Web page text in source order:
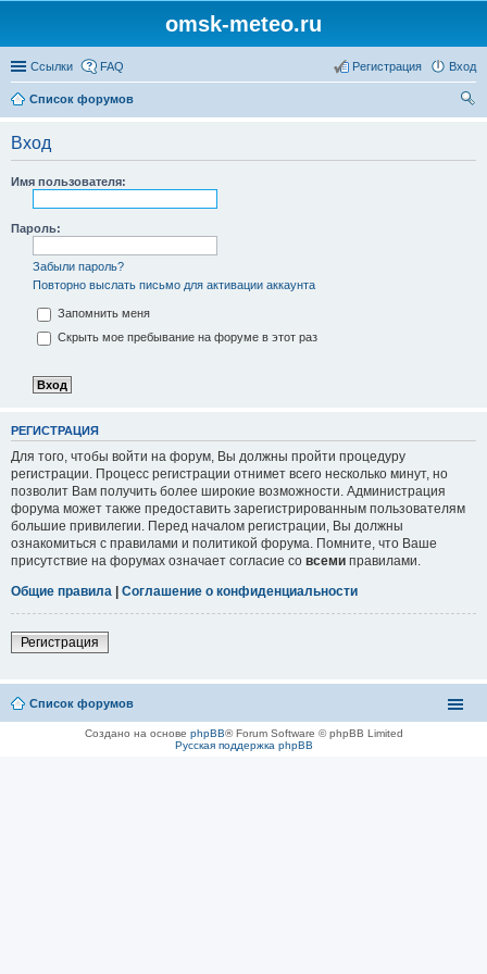
omsk-meteo.ru
Ссылки FAQ Вход
Регистрация
Список форумов
Вход
Имя пользователя:
Пароль:
Забыли пароль?
Повторно выслать письмо для активации аккаунта
Запомнить меня
Скрыть мое пребывание на форуме в этот раз
РЕГИСТРАЦИЯ
Для того, чтобы войти на форум, Вы должны пройти процедуру
регистрации. Процесс регистрации отнимет всего несколько минут, но
позволит Вам получить более широкие возможности. Администрация
форума может также предоставить зарегистрированным пользователям
большие привилегии. Перед началом регистрации, Вы должны
ознакомиться с правилами и политикой форума. Помните, что Ваше
присутствие на форумах означает согласие со всеми правилами.
Общие правила | Соглашение о конфиденциальности
Регистрация
Список форумов
Создано на основе phpBB® Forum Software © phpBB Limited
Русская поддержка phpBB